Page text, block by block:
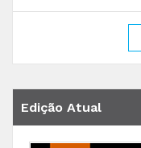
Edição Atual